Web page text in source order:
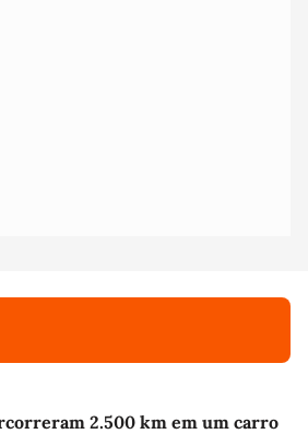
2.500 km em um carro